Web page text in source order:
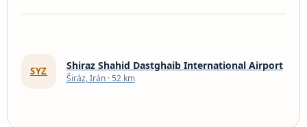
SYZ Shiraz Shahid Dastghaib International Airport
Širáz, Irán · 52 km